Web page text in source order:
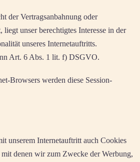
der Vertragsanbahnung oder
unser berechtigtes Interesse in der
unseres Internetauftritts.
Art. 6 Abs. 1 lit. f) DSGVO.
Browsers werden diese Session-
unserem Internetauftritt auch Cookies
denen wir zum Zwecke der Werbung,